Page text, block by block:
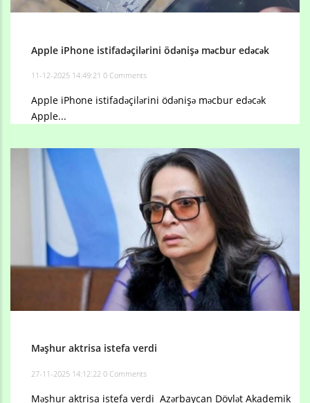
Apple iPhone istifadəçilərini ödənişə məcbur edəcək
11-12-2025 14:49:21 0 Comments
Apple iPhone istifadəçilərini ödənişə məcbur edəcək
Apple...
Məşhur aktrisa istefa verdi
27-11-2025 14:12:22 0 Comments
Məşhur aktrisa istefa verdi Azərbaycan Dövlət Akademik